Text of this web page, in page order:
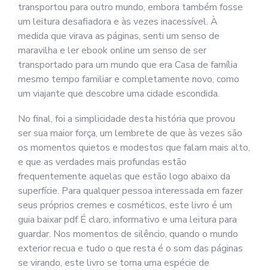
transportou para outro mundo, embora também fosse
um leitura desafiadora e às vezes inacessível. À
medida que virava as páginas, senti um senso de
maravilha e ler ebook online um senso de ser
transportado para um mundo que era Casa de família
mesmo tempo familiar e completamente novo, como
um viajante que descobre uma cidade escondida.
No final, foi a simplicidade desta história que provou
ser sua maior força, um lembrete de que às vezes são
os momentos quietos e modestos que falam mais alto,
e que as verdades mais profundas estão
frequentemente aquelas que estão logo abaixo da
superfície. Para qualquer pessoa interessada em fazer
seus próprios cremes e cosméticos, este livro é um
guia baixar pdf É claro, informativo e uma leitura para
guardar. Nos momentos de silêncio, quando o mundo
exterior recua e tudo o que resta é o som das páginas
se virando, este livro se torna uma espécie de